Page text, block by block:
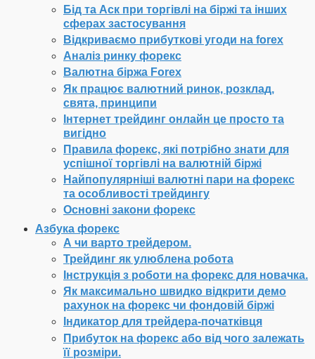
Бід та Аск при торгівлі на біржі та інших
сферах застосування
Відкриваємо прибуткові угоди на forex
Аналіз ринку форекс
Валютна біржа Forex
Як працює валютний ринок, розклад,
свята, принципи
Інтернет трейдинг онлайн це просто та
вигідно
Правила форекс, які потрібно знати для
успішної торгівлі на валютній біржі
Найпопулярніші валютні пари на форекс
та особливості трейдингу
Основні закони форекс
Азбука форекс
А чи варто трейдером.
Трейдинг як улюблена робота
Інструкція з роботи на форекс для новачка.
Як максимально швидко відкрити демо
рахунок на форекс чи фондовій біржі
Індикатор для трейдера-початківця
Прибуток на форекс або від чого залежать
її розміри.